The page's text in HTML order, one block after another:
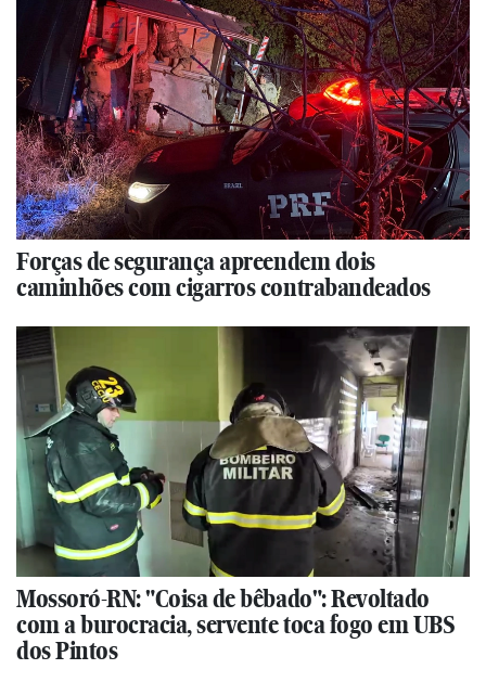
Forças de segurança apreendem dois
caminhões com cigarros contrabandeados
Mossoró-RN: "Coisa de bêbado": Revoltado
com a burocracia, servente toca fogo em UBS
dos Pintos